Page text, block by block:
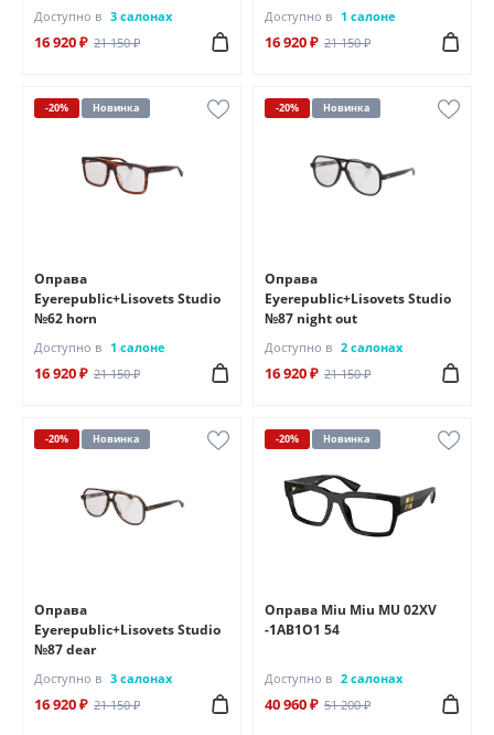
Доступно в 3 салонах
16 920 ₽ 21 150 ₽
Доступно в 1 салоне
16 920 ₽ 21 150 ₽
-20% Новинка
Оправа
Eyerepublic+Lisovets Studio
№62 horn
Доступно в 1 салоне
16 920 ₽ 21 150 ₽
-20% Новинка
Оправа
Eyerepublic+Lisovets Studio
№87 night out
Доступно в 2 салонах
16 920 ₽ 21 150 ₽
-20% Новинка
Оправа
Eyerepublic+Lisovets Studio
№87 dear
Доступно в 3 салонах
16 920 ₽ 21 150 ₽
-20% Новинка
Оправа Miu Miu MU 02XV
-1AB1O1 54
Доступно в 2 салонах
40 960 ₽ 51 200 ₽